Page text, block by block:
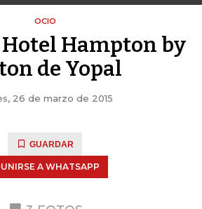
OCIO
Hampton by
de Yopal
26 de marzo de 2015
GUARDAR
UNIRSE A WHATSAPP